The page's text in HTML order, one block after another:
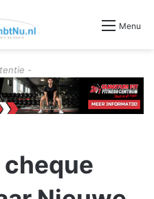
Menu
-
cheque